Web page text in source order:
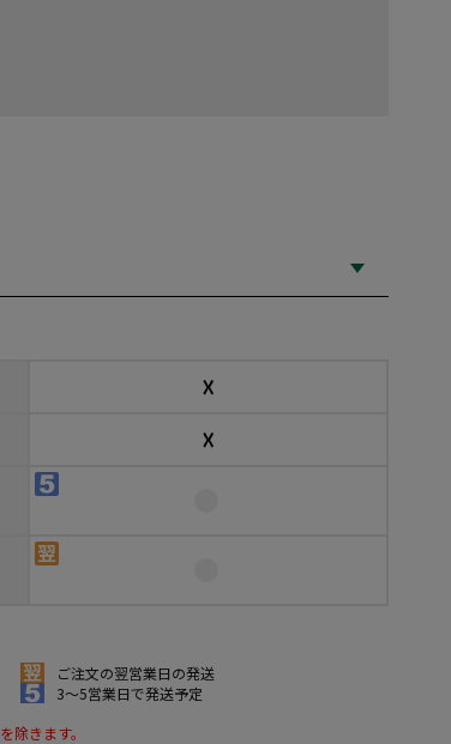
☓
☓
ご注文の翌営業日の発送
3～5営業日で発送予定
を除きます。